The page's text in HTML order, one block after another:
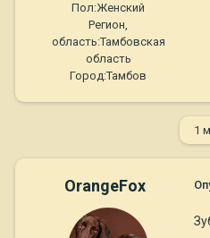
Пол:Женский
Регион,
область:Тамбовская
область
Город:Тамбов
1
OrangeFox